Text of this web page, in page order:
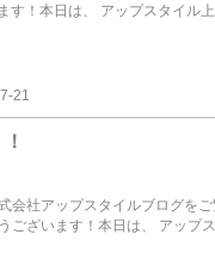
す！本日は、 アップスタイル
21
会社アップスタイルブログを
ございます！本日は、 アップ